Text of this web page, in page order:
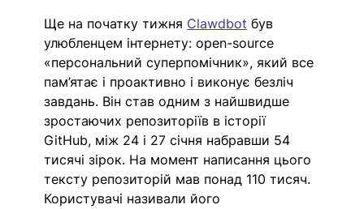
Ще на початку тижня Clawdbot був
улюбленцем інтернету: open-source
«персональний суперпомічник», який все
пам’ятає і проактивно і виконує безліч
завдань. Він став одним з найшвидше
зростаючих репозиторіїв в історії
GitHub, між 24 і 27 січня набравши 54
тисячі зірок. На момент написання цього
тексту репозиторій мав понад 110 тисяч.
Користувачі називали його